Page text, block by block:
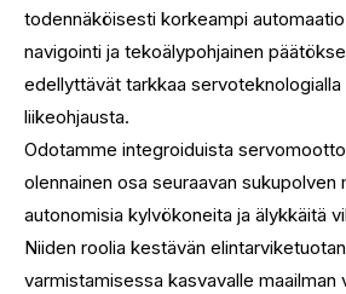
todennäköisesti korkeampi
navigointi ja tekoälypohjainen
edellyttävät tarkkaa servoteknologialla
liikeohjausta.
Odotamme integroiduista
olennainen osa seuraavan sukupolven
autonomisia kylvökoneita ja älykkäitä
Niiden roolia kestävän
varmistamisessa kasvavalle maailman